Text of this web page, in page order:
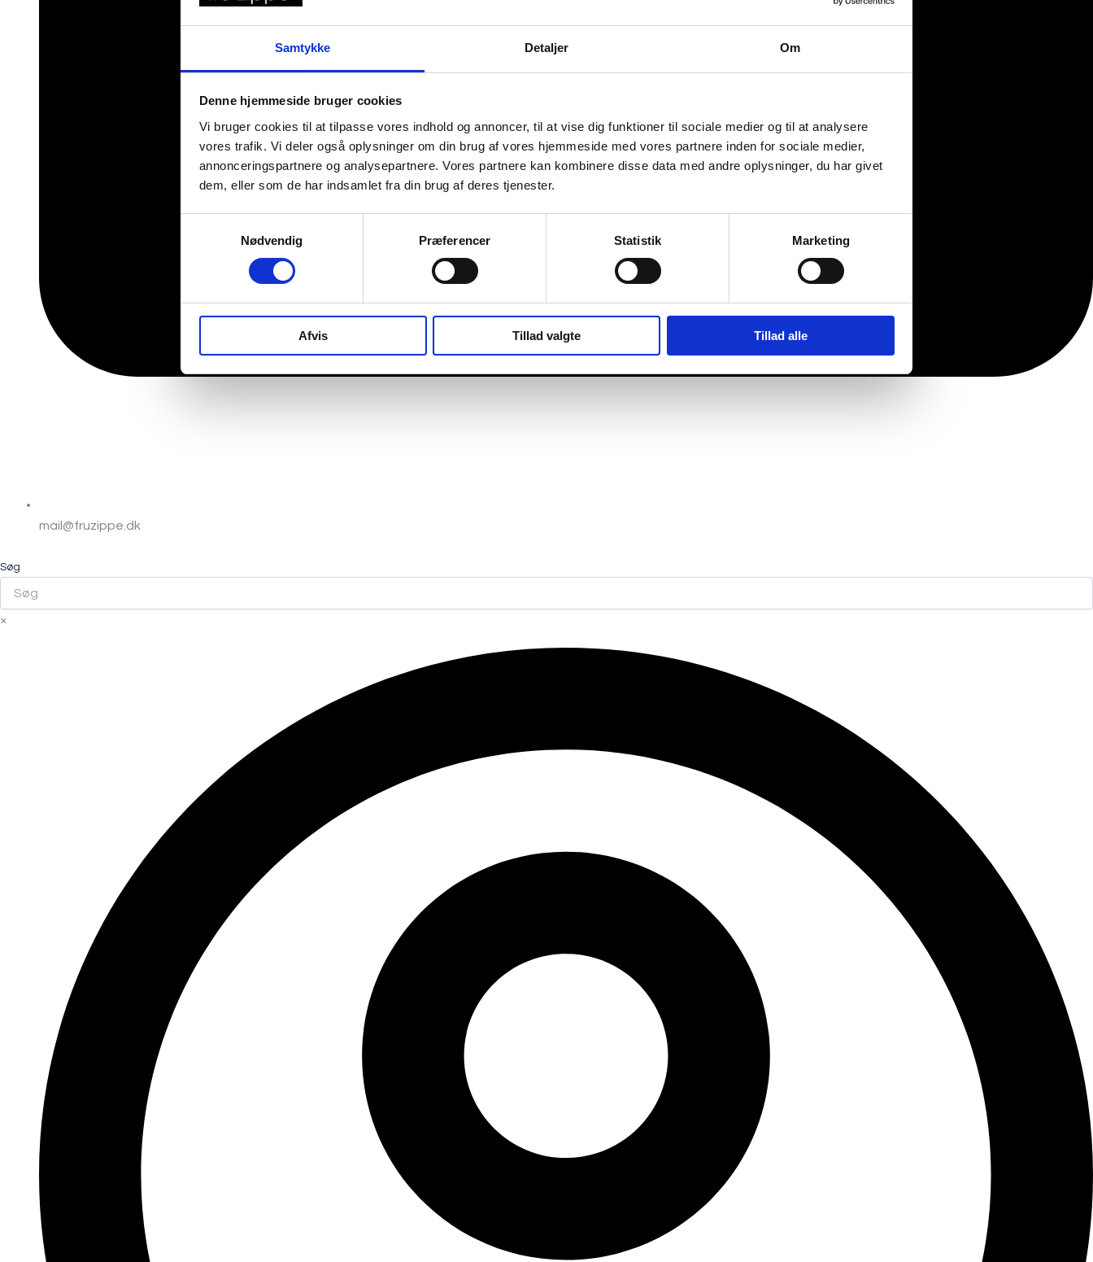
Samtykke Detaljer Om
Denne hjemmeside bruger cookies
Vi bruger cookies til at tilpasse vores indhold og annoncer, til at vise dig funktioner til sociale medier og til at analysere
vores trafik. Vi deler også oplysninger om din brug af vores hjemmeside med vores partnere inden for sociale medier,
annonceringspartnere og analysepartnere. Vores partnere kan kombinere disse data med andre oplysninger, du har givet
dem, eller som de har indsamlet fra din brug af deres tjenester.
Nødvendig
Præferencer Statistik Marketing
Afvis Tillad valgte Tillad alle
mail@fruzippe.dk
Søg
×